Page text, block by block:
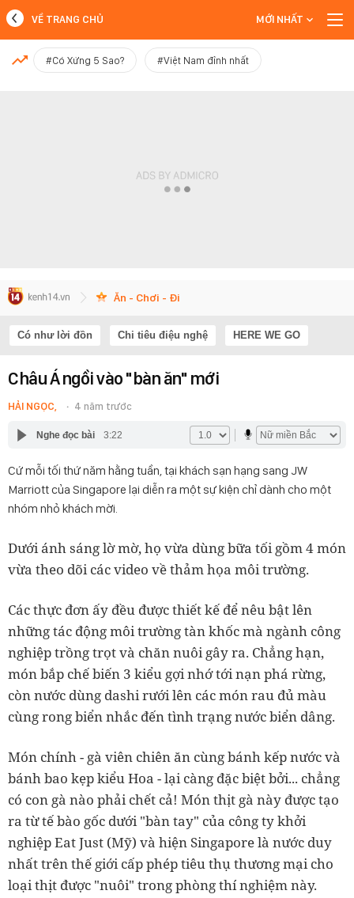
MỚI NHẤT
VỀ TRANG CHỦ MỚI NHẤT
#Có Xứng 5 Sao? #Việt Nam đỉnh nhất
Ăn - Chơi - Đi
Có như lời đồn Chi tiêu điệu nghệ HERE WE GO
Châu Á ngồi vào "bàn ăn" mới
HẢI NGỌC, 4 năm trước
Nghe đọc bài 3:22
Cứ mỗi tối thứ năm hằng tuần, tại khách sạn hạng sang JW
Marriott của Singapore lại diễn ra một sự kiện chỉ dành cho một
nhóm nhỏ khách mời.
Dưới ánh sáng lờ mờ, họ vừa dùng bữa tối gồm 4 món
vừa theo dõi các video về thảm họa môi trường.
Các thực đơn ấy đều được thiết kế để nêu bật lên
những tác động môi trường tàn khốc mà ngành công
nghiệp trồng trọt và chăn nuôi gây ra. Chẳng hạn,
món bắp chế biến 3 kiểu gợi nhớ tới nạn phá rừng,
còn nước dùng dashi rưới lên các món rau đủ màu
cùng rong biển nhắc đến tình trạng nước biển dâng.
Món chính - gà viên chiên ăn cùng bánh kếp nước và
bánh bao kẹp kiểu Hoa - lại càng đặc biệt bởi... chẳng
có con gà nào phải chết cả! Món thịt gà này được tạo
ra từ tế bào gốc dưới "bàn tay" của công ty khởi
nghiệp Eat Just (Mỹ) và hiện Singapore là nước duy
nhất trên thế giới cấp phép tiêu thụ thương mại cho
loại thịt được "nuôi" trong phòng thí nghiệm này.